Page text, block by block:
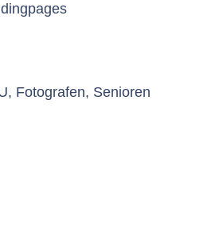
Fotografen, Senioren